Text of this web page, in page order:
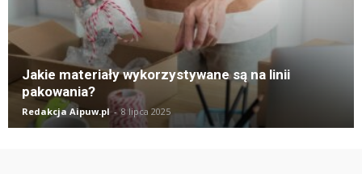
Jakie materiały wykorzystywane są na linii
pakowania?
Redakcja Aipuw.pl - 8 lipca 2025